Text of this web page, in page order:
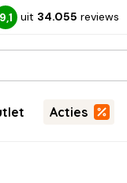
9,1 uit 34.055 reviews
Acties